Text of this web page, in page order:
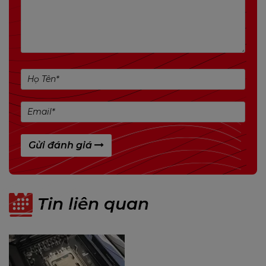
Ryzen thế hệ thứ 2 và 1 với đồ họa Radeon
Vega
Athlon với đồ họa Radeon Vega
Bộ nhớ (RAM):
Hỗ trợ kênh đôi DDR4 với các tốc độ:
1866 / 2133 / 2400 / 2667 MHz
3600(OC) / 4000(OC) / 4066(OC) / 4133(OC) /
4 khe DIMM, hỗ trợ tối đa 128GB bộ nhớ DDR4
Hỗ trợ Non-ECC, module 8/16/32 GB mỗi khe
Gửi đánh giá
Tin liên quan